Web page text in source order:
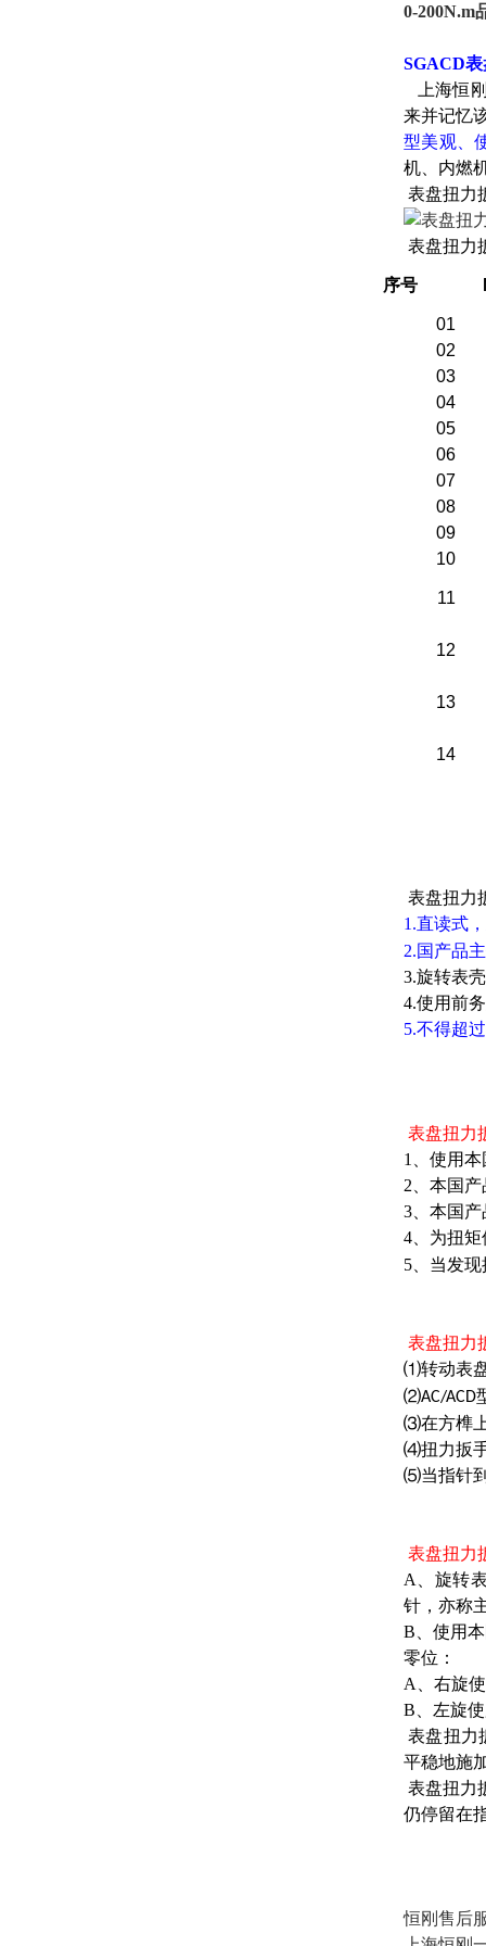
0-200N.m
SGACD表
上海恒
来并记忆
型美观、
机、内燃
表盘扭力
表盘扭力
序号
01
02
03
04
05
06
07
08
09
10
11
12
13
14
表盘扭力
1.直读式
2.国产品
3.旋转表
4.使用前
5.不得超
表盘扭力
1、使用
2、本国
3、本国
4、为扭
5、当发
表盘扭力
⑴转动表
⑵AC/ACD
⑶在方榫
⑷扭力扳
⑸当指针
表盘扭力
A、旋转
针，亦称
B、使用
零位：
A、右旋
B、左旋
表盘扭力
平稳地施
表盘扭力
仍停留在
恒刚售后